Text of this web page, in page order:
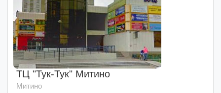
ТЦ "Тук-Тук" Митино
Митино